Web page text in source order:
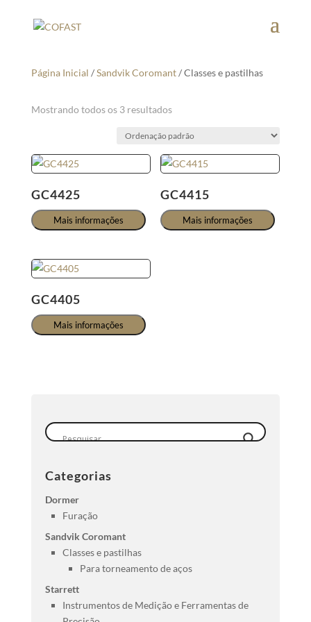
Página Inicial /Sandvik Coromant/ Classes e pastilhas
Mostrando todos os 3 resultados
GC4425
Mais informações
GC4415
Mais informações
GC4405
Mais informações
Categorias
Dormer
Furação
Sandvik Coromant
Classes e pastilhas
Para torneamento de aços
Starrett
Instrumentos de Medição e Ferramentas de